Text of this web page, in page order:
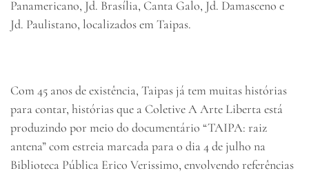
Panamericano, Jd. Brasília, Canta Galo, Jd. Damasceno e
Jd. Paulistano, localizados em Taipas.
Com 45 anos de existência, Taipas já tem muitas histórias
para contar, histórias que a Coletive A Arte Liberta está
produzindo por meio do documentário “TAIPA: raiz
antena” com estreia marcada para o dia 4 de julho na
Biblioteca Pública Erico Verissimo, envolvendo referências